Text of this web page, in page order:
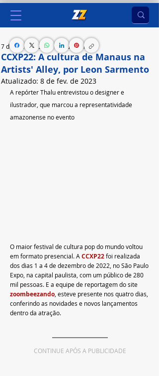
CCXP22: A cultura de Manaus na
Artists' Alley, por Leon Sarmento
7 de fev. de 2023 1 min de leitura
Atualizado: 8 de fev. de 2023
A repórter Thalu entrevistou o designer e
ilustrador, que marcou a representatividade
amazonense no evento
O maior festival de cultura pop do mundo voltou
em formato presencial. A CCXP22foi realizada
dos dias 1 a 4 de dezembro de 2022, no São Paulo
Expo, na capital paulista, com um público de 280
mil pessoas. E a equipe de reportagem do site
zoombeezando , esteve presente nos quatro dias,
conferindo as novidades e novos lançamentos
dentro da atração.
CONTINUE APÓS A PUBLICIDADE